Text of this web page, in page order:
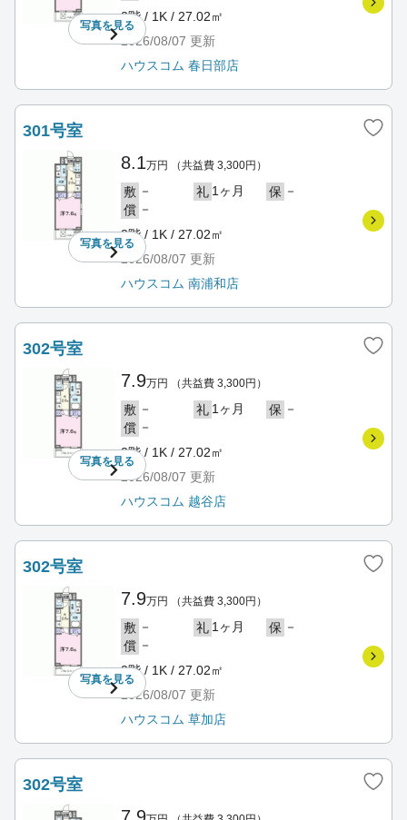
写真を見る
3階 / 1K / 27.02㎡
2026/08/07 更新
ハウスコム 春日部店
301号室
写真を見る
8.1万円 （共益費 3,300円）
敷 － 礼 1ヶ月 保 －
償 －
3階 / 1K / 27.02㎡
2026/08/07 更新
ハウスコム 南浦和店
302号室
写真を見る
7.9万円 （共益費 3,300円）
敷 － 礼 1ヶ月 保 －
償 －
3階 / 1K / 27.02㎡
2026/08/07 更新
ハウスコム 越谷店
302号室
写真を見る
7.9万円 （共益費 3,300円）
敷 － 礼 1ヶ月 保 －
償 －
3階 / 1K / 27.02㎡
2026/08/07 更新
ハウスコム 草加店
302号室
7.9